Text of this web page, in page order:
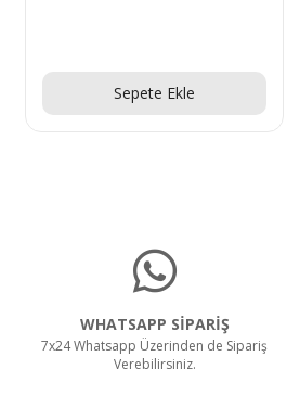
Sepete Ekle
WHATSAPP SİPARİŞ
7x24 Whatsapp Üzerinden de Sipariş
Verebilirsiniz.